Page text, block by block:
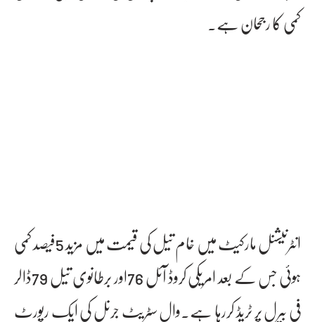
کمی کا رجحان ہے۔
انٹرنیشنل مارکیٹ میں خام تیل کی قیمت میں مزید 5فیصد کمی
ہوئی جس کے بعد امریکی کروڈ آئل 76اور برطانوی تیل 79ڈالر
فی بیرل پر ٹریڈ کررہا ہے۔وال سٹریٹ جرنل کی ایک رپورٹ